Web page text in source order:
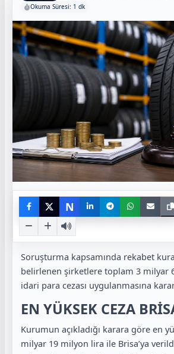
Okuma Süresi: 1 dk
N
Soruşturma kapsamında rekabet
belirlenen şirketlere toplam 3 milyar
idari para cezası uygulanmasına
EN YÜKSEK CEZA
Kurumun açıkladığı karara göre en
milyar 19 milyon lira ile Brisa’ya